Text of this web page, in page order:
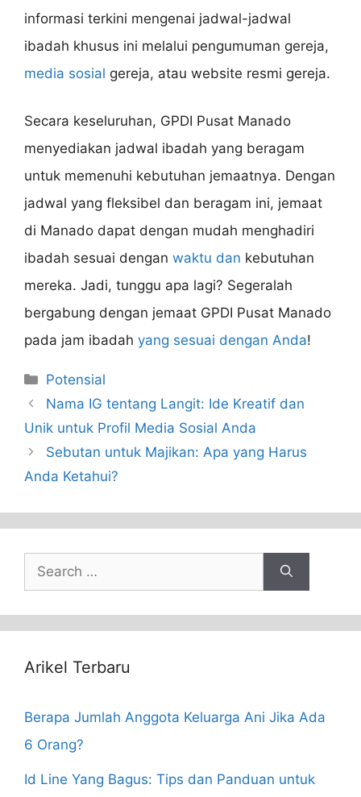
informasi terkini mengenai jadwal-jadwal
ibadah khusus ini melalui pengumuman gereja,
media sosial gereja, atau website resmi gereja.
Secara keseluruhan, GPDI Pusat Manado
menyediakan jadwal ibadah yang beragam
untuk memenuhi kebutuhan jemaatnya. Dengan
jadwal yang fleksibel dan beragam ini, jemaat
di Manado dapat dengan mudah menghadiri
ibadah sesuai dengan waktu dan kebutuhan
mereka. Jadi, tunggu apa lagi? Segeralah
bergabung dengan jemaat GPDI Pusat Manado
pada jam ibadah yang sesuai dengan Anda!
Categories
Potensial
Nama IG tentang Langit: Ide Kreatif dan
Unik untuk Profil Media Sosial Anda
Sebutan untuk Majikan: Apa yang Harus
Anda Ketahui?
Search
for:
Arikel Terbaru
Berapa Jumlah Anggota Keluarga Ani Jika Ada
6 Orang?
Id Line Yang Bagus: Tips dan Panduan untuk